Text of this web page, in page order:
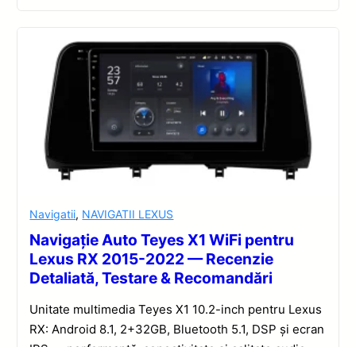
Navigatii, NAVIGATII LEXUS
Navigație Auto Teyes X1 WiFi pentru
Lexus RX 2015-2022 — Recenzie
Detaliată, Testare & Recomandări
Unitate multimedia Teyes X1 10.2-inch pentru Lexus
RX: Android 8.1, 2+32GB, Bluetooth 5.1, DSP și ecran